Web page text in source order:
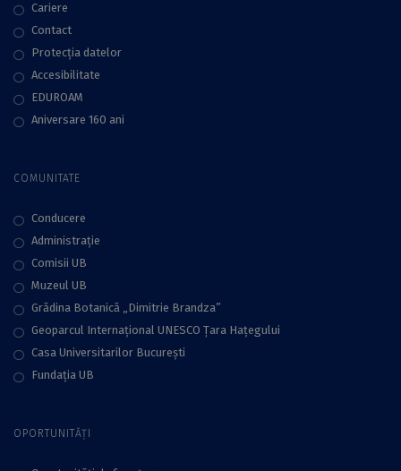
Cariere
Contact
Protecţia datelor
Accesibilitate
EDUROAM
Aniversare 160 ani
COMUNITATE
Conducere
Administraţie
Comisii UB
Muzeul UB
Grădina Botanică „Dimitrie Brandza”
Geoparcul Internațional UNESCO Țara Hațegului
Casa Universitarilor București
Fundaţia UB
OPORTUNITĂȚI